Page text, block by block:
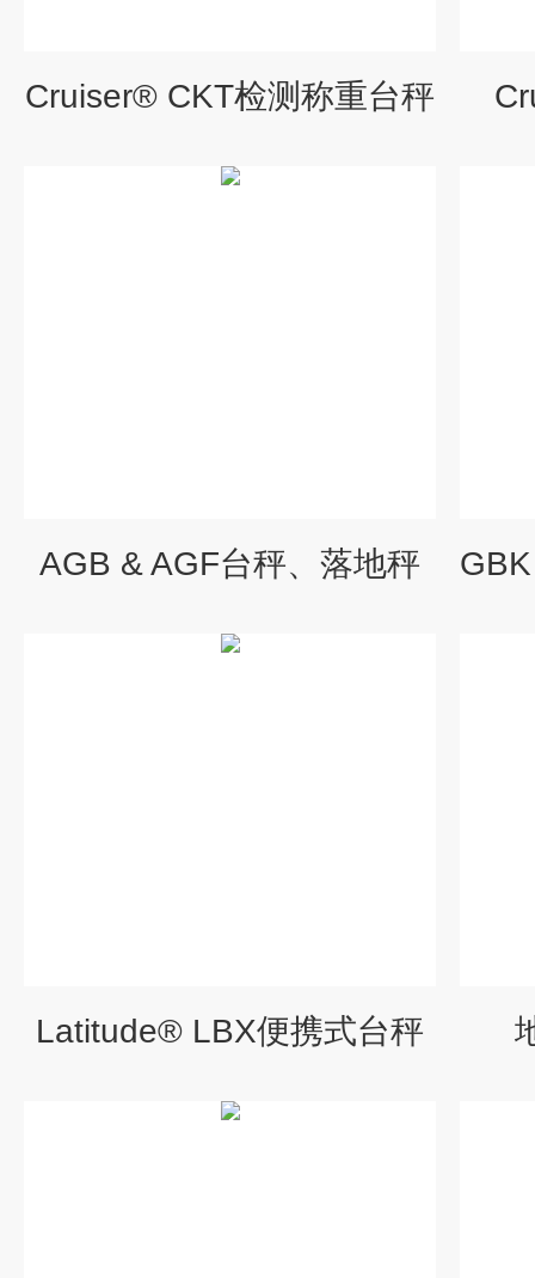
Cruiser® CKT检测称重台秤
AGB & AGF台秤、落地秤
Latitude® LBX便携式台秤